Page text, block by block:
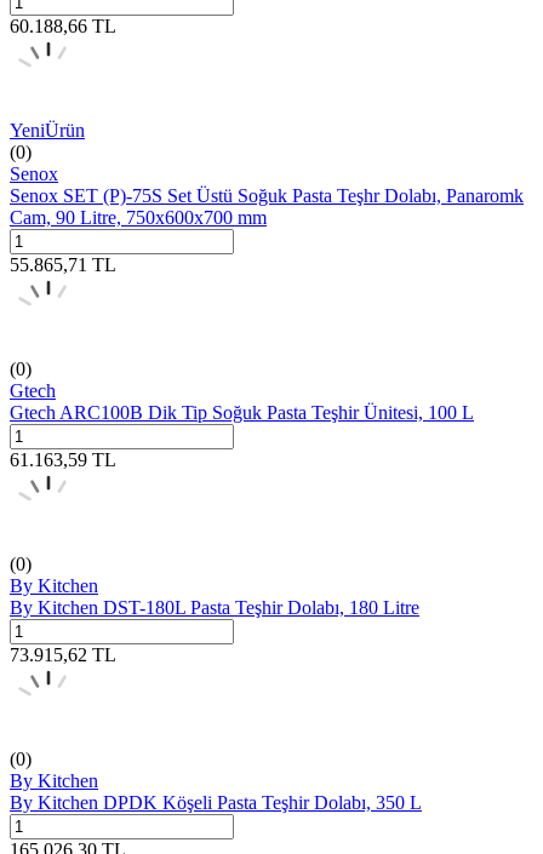
60.188,66 TL
YeniÜrün
(0)
Senox
Senox SET (P)-75S Set Üstü Soğuk Pasta Teşhr Dolabı, Panaromk
Cam, 90 Litre, 750x600x700 mm
55.865,71 TL
(0)
Gtech
Gtech ARC100B Dik Tip Soğuk Pasta Teşhir Ünitesi, 100 L
61.163,59 TL
(0)
By Kitchen
By Kitchen DST-180L Pasta Teşhir Dolabı, 180 Litre
73.915,62 TL
(0)
By Kitchen
By Kitchen DPDK Köşeli Pasta Teşhir Dolabı, 350 L
165.026,30 TL